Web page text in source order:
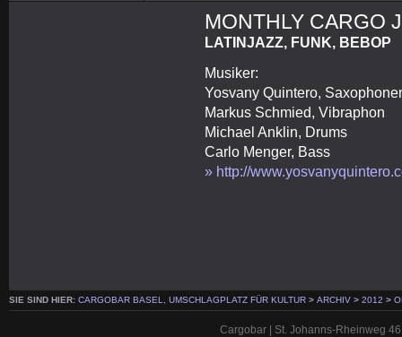
MONTHLY CARGO
LATINJAZZ, FUNK, BEBOP
Musiker:
Yosvany Quintero,
Markus Schmied, Vibraphon
Michael Anklin, Drums
Carlo Menger, Bass
» http://
SIE SIND HIER: CARGOBAR BASEL, UMSCHLAGPLATZ FÜR KULTUR > ARCHIV > 2012 >
Cargobar | St. Johanns-Rheinweg